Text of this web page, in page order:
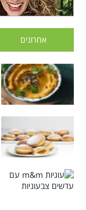
אחרונים